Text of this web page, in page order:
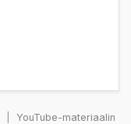
YouTube-materiaalin